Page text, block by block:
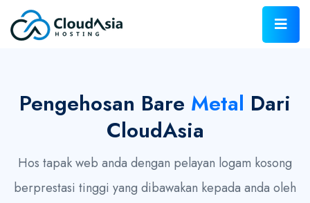
Pengehosan Bare Metal Dari
CloudAsia
Hos tapak web anda dengan pelayan logam kosong
berprestasi tinggi yang dibawakan kepada anda oleh